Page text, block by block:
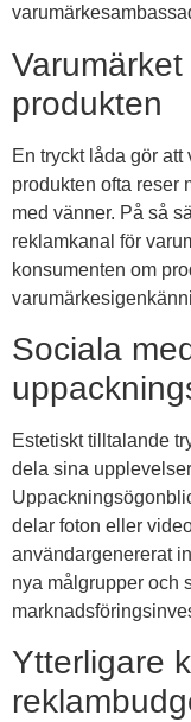
produkten
En tryckt låda gör
produkten ofta reser
med vänner. På så
reklamkanal för
konsumenten om
Sociala
Estetiskt tilltalande
dela sina
delar foton eller
användargenererat
nya målgrupper och
Ytterligare